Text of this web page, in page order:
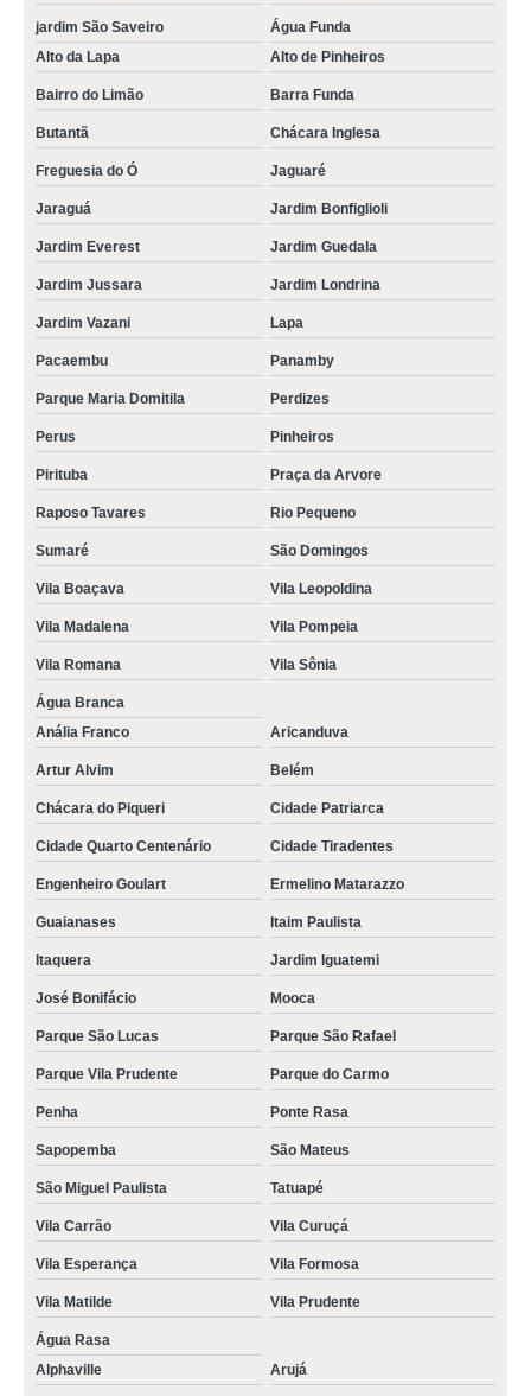
jardim São Saveiro
Água Funda
Alto da Lapa
Alto de Pinheiros
Bairro do Limão Barra Funda
Butantã Chácara Inglesa
Freguesia do Ó Jaguaré
Jaraguá Jardim Bonfiglioli
Jardim Everest Jardim Guedala
Jardim Jussara Jardim Londrina
Jardim Vazani Lapa
Pacaembu Panamby
Parque Maria Domitila Perdizes
Perus Pinheiros
Pirituba Praça da Arvore
Raposo Tavares Rio Pequeno
Sumaré São Domingos
Vila Boaçava Vila Leopoldina
Vila Madalena Vila Pompeia
Vila Romana Vila Sônia
Água Branca
Anália Franco
Aricanduva
Artur Alvim Belém
Chácara do Piqueri Cidade Patriarca
Cidade Quarto Centenário Cidade Tiradentes
Engenheiro Goulart Ermelino Matarazzo
Guaianases Itaim Paulista
Itaquera Jardim Iguatemi
José Bonifácio Mooca
Parque São Lucas Parque São Rafael
Parque Vila Prudente Parque do Carmo
Penha Ponte Rasa
Sapopemba São Mateus
São Miguel Paulista Tatuapé
Vila Carrão Vila Curuçá
Vila Esperança Vila Formosa
Vila Matilde Vila Prudente
Água Rasa
Alphaville
Arujá